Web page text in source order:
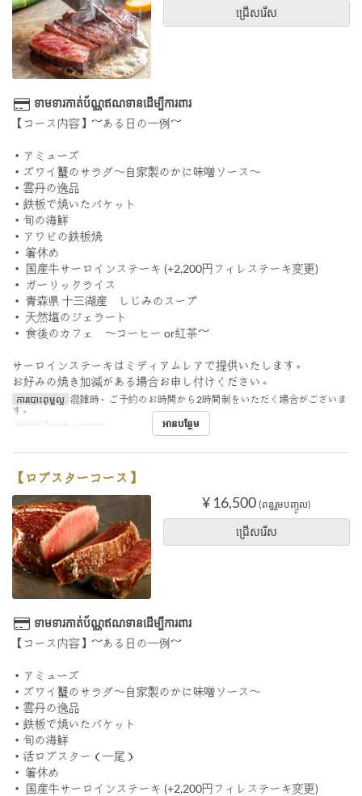
ជ្រើសរើស
ទាមទារកាត់ប័ណ្ណឥណទានដើម្បីការពារ
【コース内容】～ある日の一例～
・アミューズ
・ズワイ蟹のサラダ〜自家製のかに味噌ソース〜
・雲丹の逸品
・鉄板で焼いたバケット
・旬の海鮮
・アワビの鉄板焼
・ 箸休め
・ 国産牛サーロインステーキ (+2,200円フィレステーキ変更)
・ ガーリックライス
・ 青森県 十三湖産 しじみのスープ
・ 天然塩のジェラート
・ 食後のカフェ 〜コーヒー or紅茶～
サーロインステーキはミディアムレアで提供いたします。
お好みの焼き加減がある場合お申し付けください。
ការបោះពុម្ពល្អ 混雑時、ご予約のお時間から2時間制をいただく場合がございま
す。
អាហារ ថ្ងៃត្រង់, អាហារឡ អានបន្ថែម
【ロブスターコース】
¥ 16,500 (ពន្ធរួមបញ្ចូល)
ជ្រើសរើស
ទាមទារកាត់ប័ណ្ណឥណទានដើម្បីការពារ
【コース内容】～ある日の一例～
・アミューズ
・ズワイ蟹のサラダ〜自家製のかに味噌ソース〜
・雲丹の逸品
・鉄板で焼いたバケット
・旬の海鮮
・活ロブスター（一尾）
・ 箸休め
・ 国産牛サーロインステーキ (+2,200円フィレステーキ変更)